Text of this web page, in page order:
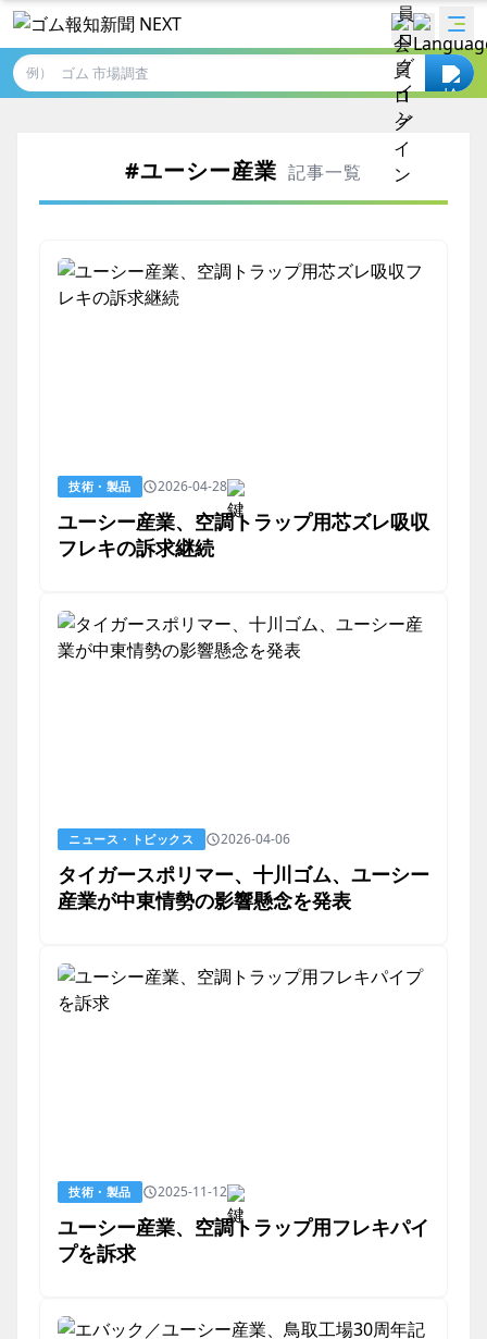
例）
#ユーシー産業 記事一覧
技術・製品 2026-04-28
ユーシー産業、空調トラップ用芯ズレ吸収
フレキの訴求継続
ニュース・トピックス 2026-04-06
タイガースポリマー、十川ゴム、ユーシー
産業が中東情勢の影響懸念を発表
技術・製品 2025-11-12
ユーシー産業、空調トラップ用フレキパイ
プを訴求